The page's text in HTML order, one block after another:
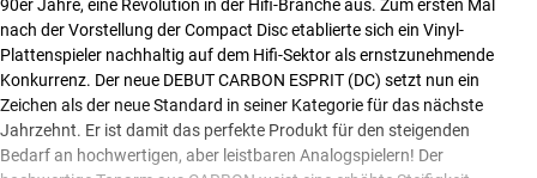
90er Jahre, eine Revolution in der Hifi-Branche aus. Zum ersten Mal
nach der Vorstellung der Compact Disc etablierte sich ein Vinyl-
Plattenspieler nachhaltig auf dem Hifi-Sektor als ernstzunehmende
Konkurrenz. Der neue DEBUT CARBON ESPRIT (DC) setzt nun ein
Zeichen als der neue Standard in seiner Kategorie für das nächste
Jahrzehnt. Er ist damit das perfekte Produkt für den steigenden
Bedarf an hochwertigen, aber leistbaren Analogspielern! Der